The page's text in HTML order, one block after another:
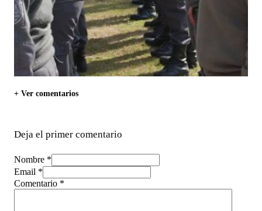
+ Ver comentarios
Deja el primer comentario
Nombre *
Email *
Comentario *